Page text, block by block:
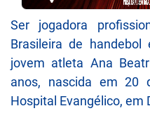
Ser jogadora
Brasileira de
jovem atleta Ana
anos, nascida em 20
Hospital Evangélico, em